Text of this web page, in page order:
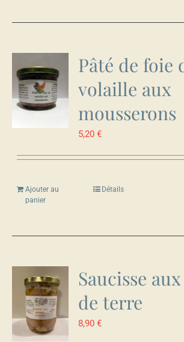
Pâté de foie
volaille aux
mousserons
5,20€
Ajouter au
panier
Détails
Saucisse
de terre
8,90€